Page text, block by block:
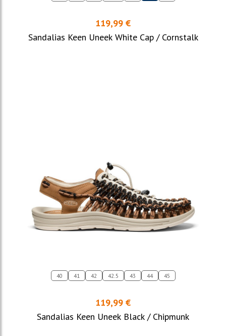
119,99 €
Sandalias Keen Uneek White Cap / Cornstalk
40 41 42 42.5 43 44 45
119,99 €
Sandalias Keen Uneek Black / Chipmunk